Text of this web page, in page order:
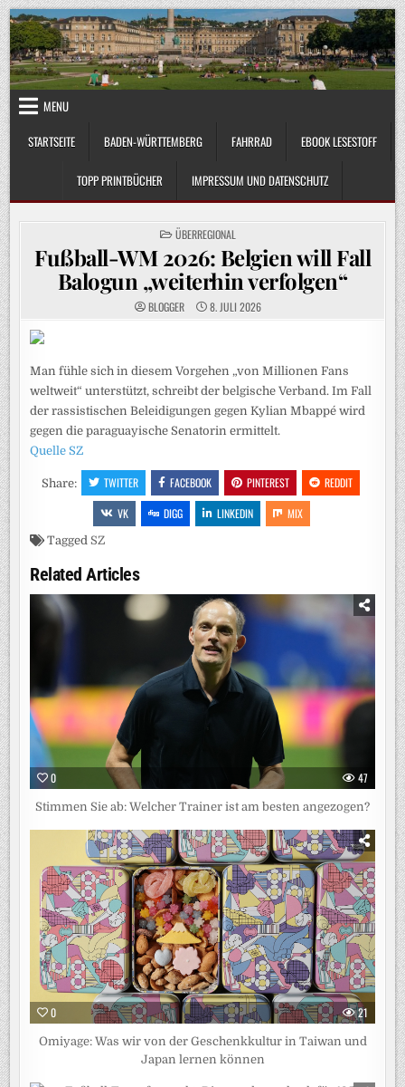
Skip
to
content
MENU
STARTSEITE
BADEN-WÜRTTEMBERG FAHRRAD EBOOK LESESTOFF
TOPP PRINTBÜCHER IMPRESSUM UND DATENSCHUTZ
POSTED
IN
ÜBERREGIONAL
Fußball-WM 2026: Belgien will Fall
Balogun „weiterhin verfolgen“
BLOGGER 8. JULI 2026
Man fühle sich in diesem Vorgehen „von Millionen Fans
weltweit“ unterstützt, schreibt der belgische Verband. Im Fall
der rassistischen Beleidigungen gegen Kylian Mbappé wird
gegen die paraguayische Senatorin ermittelt.
Quelle SZ
Share: TWITTER FACEBOOK PINTEREST
REDDIT
VK
DIGG LINKEDIN MIX
Tagged SZ
Related Articles
0 47
Stimmen Sie ab: Welcher Trainer ist am besten angezogen?
0 21
Omiyage: Was wir von der Geschenkkultur in Taiwan und
Japan lernen können